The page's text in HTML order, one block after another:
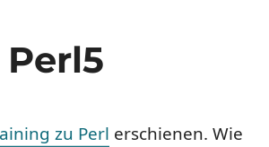
zu Perl erschienen. Wie